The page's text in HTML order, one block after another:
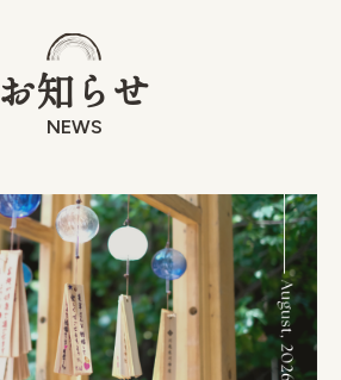
お知らせ
NEWS